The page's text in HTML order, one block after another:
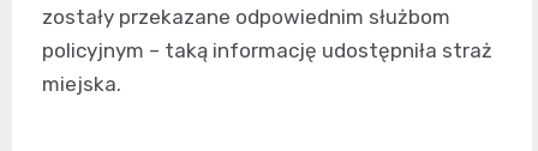
zostały przekazane odpowiednim służbom
policyjnym – taką informację udostępniła straż
miejska.